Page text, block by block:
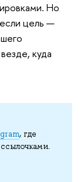
Но
цель —
куда
, где